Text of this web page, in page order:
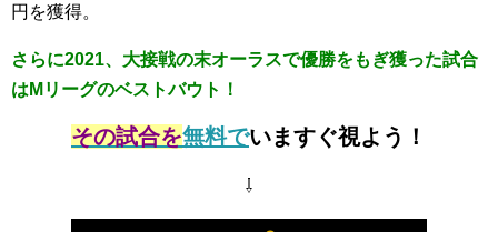
円を獲得。
さらに2021、大接戦の末オーラスで優勝をもぎ獲った試合
はMリーグのベストバウト！
その試合を無料でいますぐ視よう！
⇩